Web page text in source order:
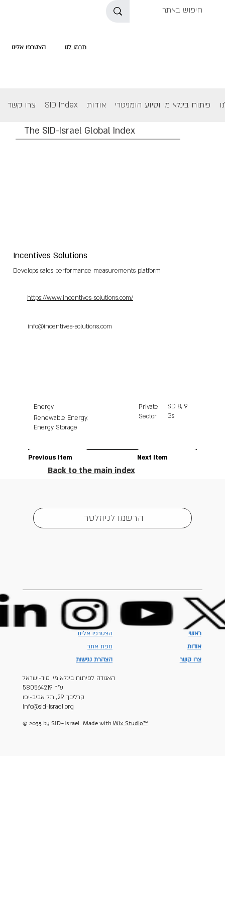
פיתוח בינלאומי וסיוע הומניטרי אודות SID Index צרו קשר
הצטרפו אלינו תרמו לנו
The SID-Israel Global Index
Incentives Solutions
Develops sales performance measurements platform
https://www.incentives-solutions.com/
info@incentives-solutions.com
Next Item
Previous Item
Energy
Renewable Energy,
Energy Storage
Private
Sector
SD
Gs
8, 9
Back to the main index
הרשמו לניוזלטר
ראשי
הצטרפו אלינו
אודות
מפת אתר
צרו קשר
הצהרת נגישות
האגודה לפיתוח בינלאומי, סיד-ישראל
ע"ר 580564219
קרליבך 29, תל אביב-יפו
info@sid-israel.org
© 2035 by SID-Israel. Made with Wix Studio™